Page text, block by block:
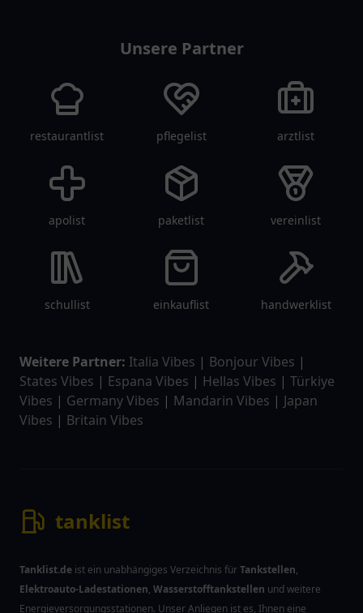
Unsere Partner
restaurantlist pflegelist arztlist
apolist paketlist vereinlist
schullist einkauflist handwerklist
Weitere Partner: Italia Vibes | Bonjour Vibes |
States Vibes | Espana Vibes | Hellas Vibes | Türkiye
Vibes | Germany Vibes | Mandarin Vibes | Japan
Vibes | Britain Vibes
tanklist
Tanklist.de ist ein unabhängiges Verzeichnis fürTankstellen,
Elektroauto-Ladestationen, Wasserstofftankstellen und weitere
Energieversorgungsstationen. Unser Anliegen ist es, Ihnen eine